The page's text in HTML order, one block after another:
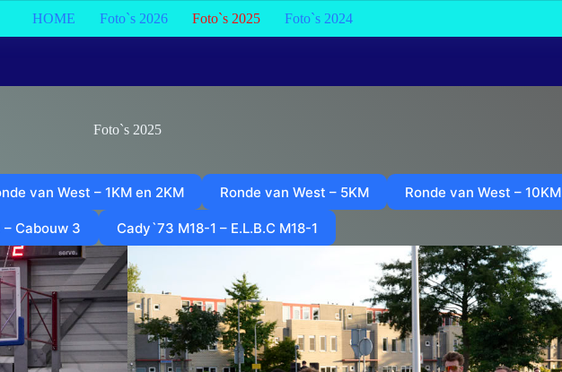
HOME Foto`s 2026 Foto`s 2025 Foto`s 2024
Foto`s 2025
van West – 1KM en 2KM Ronde van West – 5KM Ronde van West – 10KM
Cabouw 3 Cady`73 M18-1 – E.L.B.C M18-1